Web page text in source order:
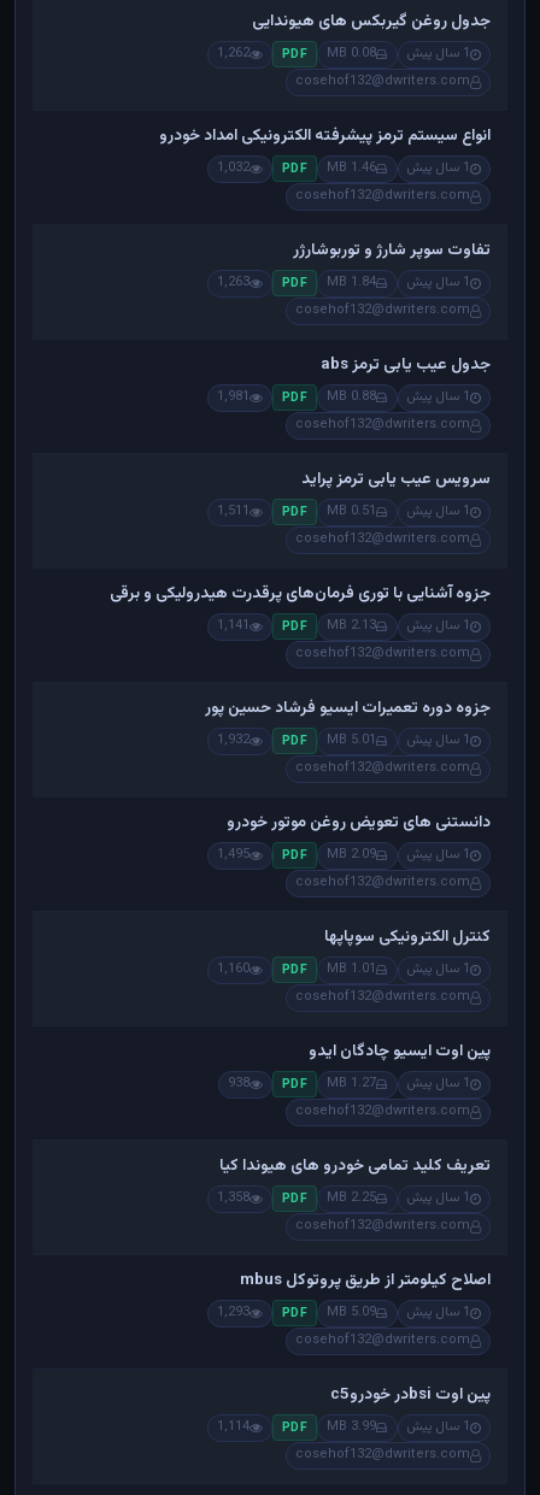
جدول روغن گیربکس های هیوندایی
1 سال پیش 0.08 MB
PDF
1,262
cosehof132@dwriters.com
انواع سیستم ترمز پیشرفته الکترونیکی امداد خودرو
1 سال پیش 1.46 MB
PDF
1,032
cosehof132@dwriters.com
تفاوت سوپر شارژ و توربوشارژر
1 سال پیش 1.84 MB
PDF
1,263
cosehof132@dwriters.com
جدول عیب یابی ترمز abs
1 سال پیش 0.88 MB
PDF
1,981
cosehof132@dwriters.com
سرویس عیب یابی ترمز پراید
1 سال پیش 0.51 MB
PDF
1,511
cosehof132@dwriters.com
جزوه آشنایی با توری فرمان‌های پرقدرت هیدرولیکی و برقی
1 سال پیش 2.13 MB
PDF
1,141
cosehof132@dwriters.com
جزوه دوره تعمیرات ایسیو فرشاد حسین پور
1 سال پیش 5.01 MB
PDF
1,932
cosehof132@dwriters.com
دانستنی های تعویض روغن موتور خودرو
1 سال پیش 2.09 MB
PDF
1,495
cosehof132@dwriters.com
کنترل الکترونیکی سوپاپها
1 سال پیش 1.01 MB
PDF
1,160
cosehof132@dwriters.com
پین اوت ایسیو چادگان ایدو
1 سال پیش 1.27 MB
PDF
938
cosehof132@dwriters.com
تعریف کلید تمامی خودرو های هیوندا کیا
1 سال پیش 2.25 MB
PDF
1,358
cosehof132@dwriters.com
اصلاح کیلومتر از طریق پروتوکل mbus
1 سال پیش 5.09 MB
PDF
1,293
cosehof132@dwriters.com
پین اوت bsiدر خودروc5
1 سال پیش 3.99 MB
PDF
1,114
cosehof132@dwriters.com